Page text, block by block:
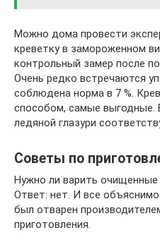
Можно дома провести
креветку в замороженном
контрольный замер после
Очень редко встречаются
соблюдена норма в 7 %.
способом, самые выгодные.
ледяной глазури
Советы по
Нужно ли варить
Ответ: нет. И все
был отварен
приготовления.